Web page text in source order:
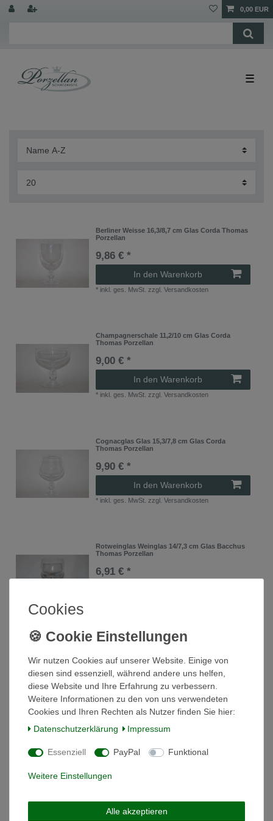
0,00 EUR
☰
Berliner Weisse 16,3/8,7 cm Glas Corda Thomas
Porzellan
9,86 € *
In den Warenkorb
* inkl. ges. MwSt. zzgl.Versandkosten
Champagnerschale 11,2/10 cm Glas Corda
Thomas Porzellan
9,00 € *
In den Warenkorb
* inkl. ges. MwSt. zzgl.Versandkosten
Cognacglas Glas 15,3/7,8 cm Glas Corda
Thomas Porzellan
9,90 € *
In den Warenkorb
* inkl. ges. MwSt. zzgl.Versandkosten
Rotweinglas Weinglas 14/7,3 cm Glas Bacchus
Thomas Porzellan
6,91 € *
9,80 € *
In den Warenkorb
* inkl. ges. MwSt.zzgl.Versandkosten
Saftglas 9,5 x 7 cm Glas Corda Thomas
8,91 € *
In den Warenkorb
inkl. ges. MwSt.zzgl.Versandkosten
Cookies
Wir nutzen Cookies auf unserer Website. Einige von
diesen sind essenziell, während andere uns helfen,
diese Website und Ihre Erfahrung zu verbessern.
Weitere Informationen zu den von uns verwendeten
Cookies und Ihren Rechten als Nutzer finden Sie hier:
Daten­schutz­erklärung
Impressum
Essenziell PayPal Funktional
Weitere Einstellungen
Alle akzeptieren